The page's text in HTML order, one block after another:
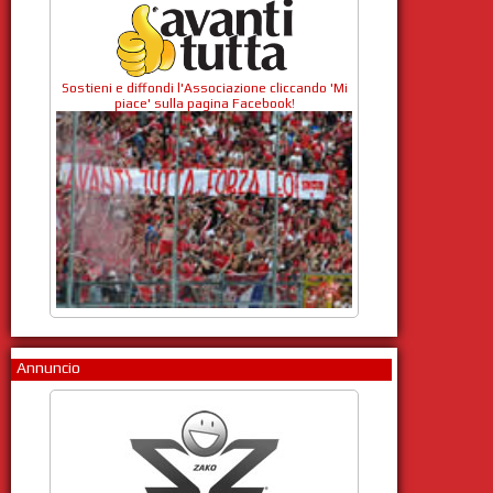
Sostieni e diffondi l'Associazione cliccando 'Mi
piace' sulla pagina Facebook!
Annuncio